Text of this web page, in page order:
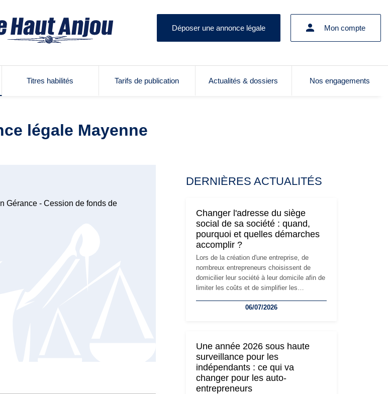
Déposer une annonce légale Mon compte
Titres habilités Tarifs de publication Actualités & dossiers Nos engagements
légale Mayenne
Gérance - Cession de fonds de
DERNIÈRES ACTUALITÉS
Changer l'adresse du siège
social de sa société : quand,
pourquoi et quelles démarches
accomplir ?
Lors de la création d'une entreprise, de
nombreux entrepreneurs choisissent de
domicilier leur société à leur domicile afin de
limiter les coûts et de simplifier les
l'activité, cette solution peut rapidement
siège social répond souvent à une nouvelle
étape de la vie de l'entreprise et implique
plusieurs formalités obligatoires.
06/07/2026
Une année 2026 sous haute
surveillance pour les
indépendants : ce qui va
changer pour les auto-
entrepreneurs